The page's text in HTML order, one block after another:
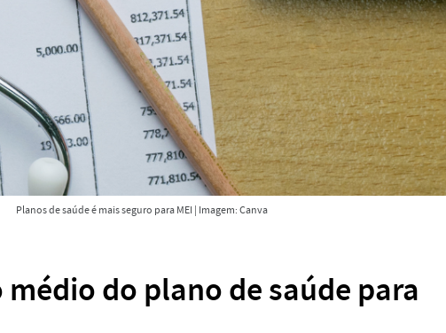
Planos de saúde é mais seguro para MEI | Imagem: Canva
médio do plano de saúde para